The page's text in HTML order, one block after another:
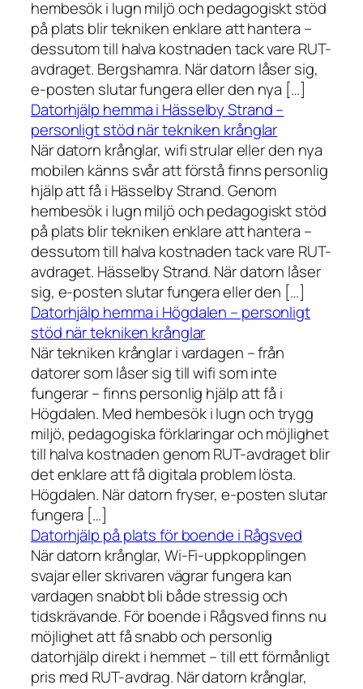
hembesök i lugn miljö och pedagogiskt stöd
på plats blir tekniken enklare att hantera –
dessutom till halva kostnaden tack vare RUT-
avdraget. Bergshamra. När datorn låser sig,
e-posten slutar fungera eller den nya […]
Datorhjälp hemma i Hässelby Strand –
personligt stöd när tekniken krånglar
När datorn krånglar, wifi strular eller den nya
mobilen känns svår att förstå finns personlig
hjälp att få i Hässelby Strand. Genom
hembesök i lugn miljö och pedagogiskt stöd
på plats blir tekniken enklare att hantera –
dessutom till halva kostnaden tack vare RUT-
avdraget. Hässelby Strand. När datorn låser
sig, e-posten slutar fungera eller den […]
Datorhjälp hemma i Högdalen – personligt
stöd när tekniken krånglar
När tekniken krånglar i vardagen – från
datorer som låser sig till wifi som inte
fungerar – finns personlig hjälp att få i
Högdalen. Med hembesök i lugn och trygg
miljö, pedagogiska förklaringar och möjlighet
till halva kostnaden genom RUT-avdraget blir
det enklare att få digitala problem lösta.
Högdalen. När datorn fryser, e-posten slutar
fungera […]
Datorhjälp på plats för boende i Rågsved
När datorn krånglar, Wi-Fi-uppkopplingen
svajar eller skrivaren vägrar fungera kan
vardagen snabbt bli både stressig och
tidskrävande. För boende i Rågsved finns nu
möjlighet att få snabb och personlig
datorhjälp direkt i hemmet – till ett förmånligt
pris med RUT-avdrag. När datorn krånglar,